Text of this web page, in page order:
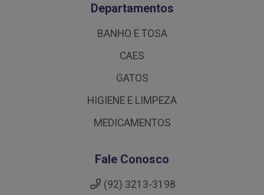
Departamentos
BANHO E TOSA
CAES
GATOS
HIGIENE E LIMPEZA
MEDICAMENTOS
Fale Conosco
(92) 3213-3198